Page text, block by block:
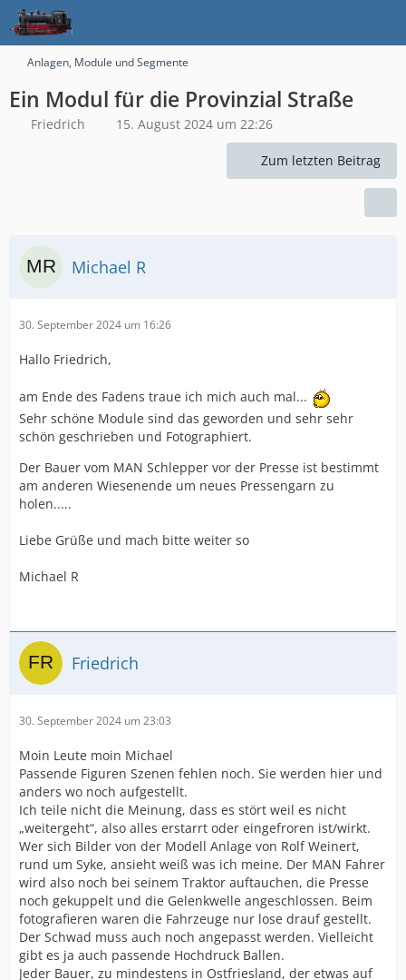
Anlagen, Module und Segmente
Ein Modul für die Provinzial Straße
Friedrich 15. August 2024 um 22:26
Zum letzten Beitrag
Michael R
30. September 2024 um 16:26
Hallo Friedrich,
am Ende des Fadens traue ich mich auch mal...
Sehr schöne Module sind das geworden und sehr sehr
schön geschrieben und Fotographiert.
Der Bauer vom MAN Schlepper vor der Presse ist bestimmt
am anderen Wiesenende um neues Pressengarn zu
holen.....
Liebe Grüße und mach bitte weiter so
Michael R
Friedrich
30. September 2024 um 23:03
Moin Leute moin Michael
Passende Figuren Szenen fehlen noch. Sie werden hier und
anders wo noch aufgestellt.
Ich teile nicht die Meinung, dass es stört weil es nicht
„weitergeht“, also alles erstarrt oder eingefroren ist/wirkt.
Wer sich Bilder von der Modell Anlage von Rolf Weinert,
rund um Syke, ansieht weiß was ich meine. Der MAN Fahrer
wird also noch bei seinem Traktor auftauchen, die Presse
noch gekuppelt und die Gelenkwelle angeschlossen. Beim
fotografieren waren die Fahrzeuge nur lose drauf gestellt.
Der Schwad muss auch noch angepasst werden. Vielleicht
gibt es ja auch passende Hochdruck Ballen.
Jeder Bauer, zu mindestens in Ostfriesland, der etwas auf